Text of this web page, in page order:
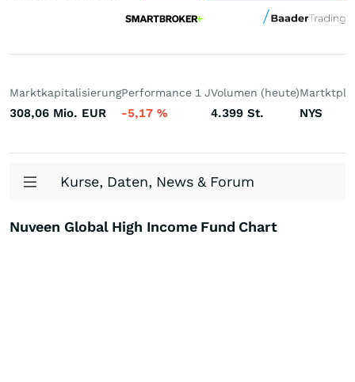
Marktkapitalisierung
308,06 Mio. EUR
Performance 1 J
-5,17 %
Volumen (heute)
4.399 St. NYS
Kurse, Daten, News & Forum
Nuveen Global High Income Fund Chart